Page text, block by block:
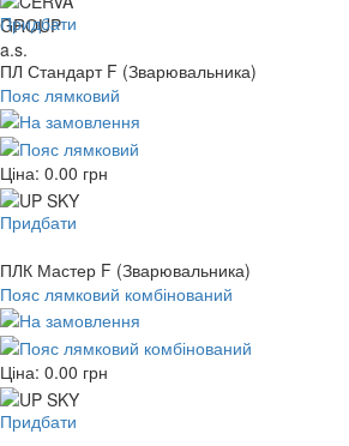
Придбати
ПЛ Стандарт F (Зварювальника)
Пояс лямковий
Ціна: 0.00 грн
Придбати
ПЛК Мастер F (Зварювальника)
Пояс лямковий комбінований
Ціна: 0.00 грн
Придбати